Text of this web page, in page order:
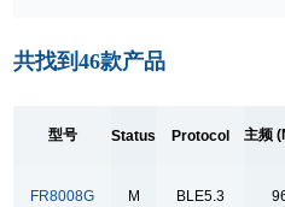
192+192+48
48
共找到46款产品
型号 Status Protocol 主频
FR8008G M BLE5.3